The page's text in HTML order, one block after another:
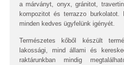
a márványt, onyx, gránitot,
kompozitot és terrazzo burkolatot.
minden kedves ügyfelünk igényét.
Természetes kőből készült
lakossági, mind állami és
raktárunkban mindig